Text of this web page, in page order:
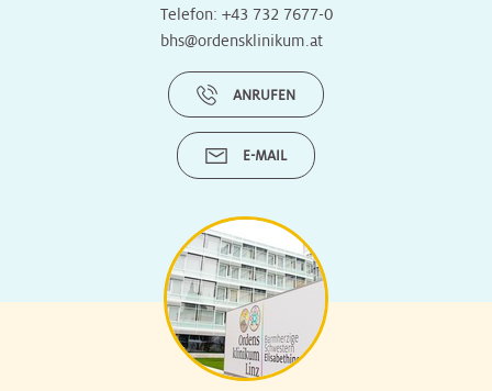
Telefon: +43 732 7677-0
bhs@ordensklinikum.at
ANRUFEN
E-MAIL